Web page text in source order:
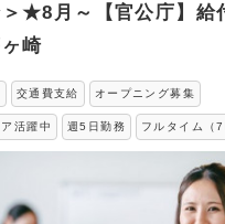
＞★8月～【官公庁】給
崎
交通費支給 オープニング募集
活躍中 週5日勤務 フルタイム（7